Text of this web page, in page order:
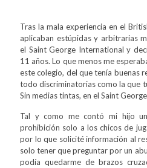
Tras la mala experiencia en el
aplicaban estúpidas y arbitrarias
el Saint George International y
11 años. Lo que menos me
este colegio, del que tenía buenas
todo discriminatorias como la que
Sin medias tintas, en el Saint
Tal y como me contó mi hijo
prohibición solo a los chicos de
por lo que solicité información al
solo tener que preguntar por un
podía quedarme de brazos